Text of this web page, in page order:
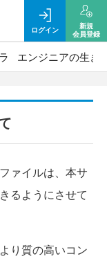
ログイン
新規
会員登録
エンジニアの生き
ァイルは、本サ
るようにさせて
り質の高いコン